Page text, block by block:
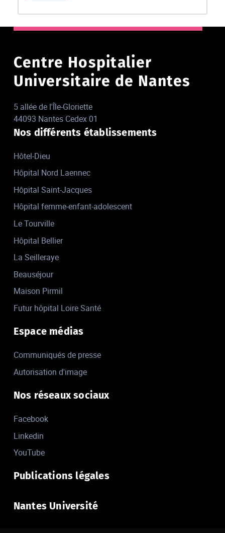
Centre Hospitalier
Universitaire de Nantes
5 allée de l'Île-Gloriette
44093 Nantes Cedex 01
Nos différents établissements
Hôtel-Dieu
Hôpital Nord Laennec
Hôpital Saint-Jacques
Hôpital femme-enfant-adolescent
Le Tourville
Hôpital Bellier
La Seilleraye
Beauséjour
Maison Pirmil
Futur hôpital Loire Santé
Espace médias
Communiqués de presse
Autorisation d'image
Nos réseaux sociaux
Facebook
Linkedin
YouTube
Publications légales
Nantes Université